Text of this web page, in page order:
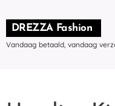
DREZZA Fashion
Vandaag betaald, vandaag